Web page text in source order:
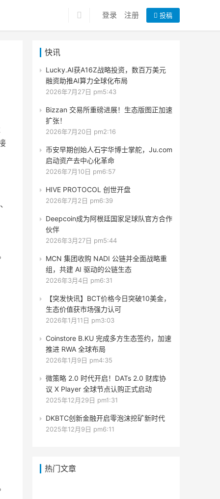
登录 注册 投稿
快讯
Lucky.AI获A16Z战略投资，数百万美元
融资助推AI算力全球化布局
2026年7月27日 pm5:43
Bizzan 交易所重磅进展！生态版图正加速
扩张！
2026年7月20日 pm2:16
币安早期创始人石宇华博士掌舵，Ju.com
启动资产去中心化革命
2026年7月10日 pm6:57
HIVE PROTOCOL 创世开盘
2026年7月2日 pm6:39
Deepcoin成为阿根廷国家足球队官方合作
伙伴
2026年3月27日 pm5:44
MCN 集团收购 NADI 公链并全面战略重
组，共建 AI 驱动的公链生态
2026年3月4日 pm6:31
【突发快讯】BCT价格今日突破10美金，
生态价值获市场强力认可
2026年1月11日 pm3:03
Coinstore B.KU 完成多方生态签约，加速
推进 RWA 全球布局
2026年1月9日 pm4:35
微策略 2.0 时代开启！DATs 2.0 财库协
议 X Player 全球节点认购正式启动
2025年12月29日 pm1:31
DKBTC创新金融开启零泡沫挖矿新时代
2025年12月9日 pm6:11
热门文章